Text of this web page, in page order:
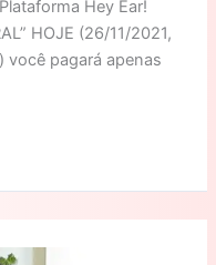
Hey Ear!
HOJE (26/11/2021,
pagará apenas